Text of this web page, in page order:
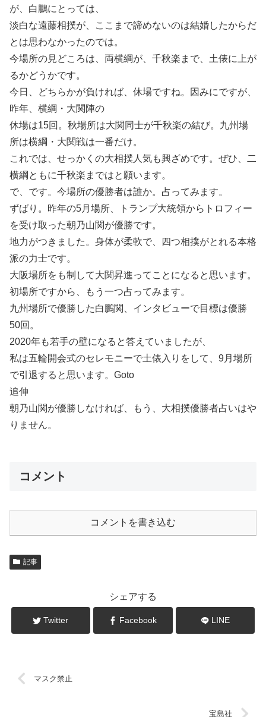
が、白鵬にとっては、
淡白な遠藤相撲が、ここまで諦めないのは結婚したからだ
とは思わなかったのでは。
今場所の見どころは、両横綱が、千秋楽まで、土俵に上が
るかどうかです。
今日、どちらかが負ければ、休場ですね。因みにですが、
昨年、横綱・大関陣の
休場は15回。秋場所は大関同士が千秋楽の結び。九州場
所は横綱・大関戦は一番だけ。
これでは、せっかくの大相撲人気も興ざめです。ぜひ、二
横綱ともに千秋楽まではと願います。
で、です。今場所の優勝者は誰か。占ってみます。
ずばり。昨年の5月場所、トランプ大統領からトロフィー
を受け取った朝乃山関が優勝です。
地力がつきました。身体が柔軟で、四つ相撲がとれる本格
派の力士です。
大阪場所をも制して大関昇進ってことになると思います。
初場所ですから、もう一つ占ってみます。
九州場所で優勝した白鵬関、インタビューで目標は優勝
50回。
2020年も若手の壁になると答えていましたが、
私は五輪開会式のセレモニーで土俵入りをして、9月場所
で引退すると思います。Goto
追伸
朝乃山関が優勝しなければ、もう、大相撲優勝者占いはや
りません。
コメント
コメントを書き込む
記事
シェアする
Twitter Facebook LINE
マスク禁止
宝島社